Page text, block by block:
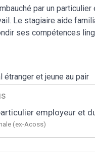
par un
Le stagiaire aide
ses compétences
et jeune au pair
employeur et
(ex-Acoss)